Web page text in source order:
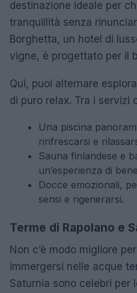
destinazione ideale per
tranquillità senza
Borghetta, un hotel di
vigne, è progettato per il
Qui, puoi alternare
di puro relax. Tra i servizi
Una piscina
rinfrescarsi e
Sauna finlandese e
un’esperienza di
Docce emozionali,
sensi e rigenerarsi.
Terme di Rapolano e
Non c’è modo migliore
immergersi nelle acque
Saturnia sono celebri per